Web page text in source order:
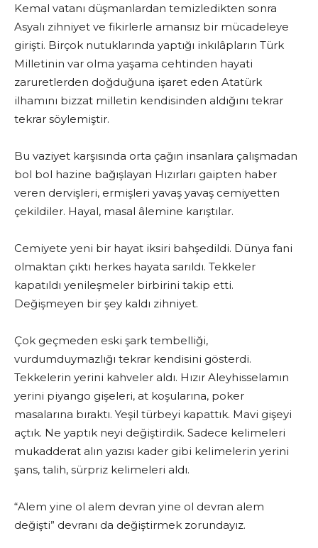
Kemal vatanı düşmanlardan temizledikten sonra
Asyalı zihniyet ve fikirlerle amansız bir mücadeleye
girişti. Birçok nutuklarında yaptığı inkılâpların Türk
Milletinin var olma yaşama cehtinden hayati
zaruretlerden doğduğuna işaret eden Atatürk
ilhamını bizzat milletin kendisinden aldığını tekrar
tekrar söylemiştir.
Bu vaziyet karşısında orta çağın insanlara çalışmadan
bol bol hazine bağışlayan Hızırları gaipten haber
veren dervişleri, ermişleri yavaş yavaş cemiyetten
çekildiler. Hayal, masal âlemine karıştılar.
Cemiyete yeni bir hayat iksiri bahşedildi. Dünya fani
olmaktan çıktı herkes hayata sarıldı. Tekkeler
kapatıldı yenileşmeler birbirini takip etti.
Değişmeyen bir şey kaldı zihniyet.
Çok geçmeden eski şark tembelliği,
vurdumduymazlığı tekrar kendisini gösterdi.
Tekkelerin yerini kahveler aldı. Hızır Aleyhisselamın
yerini piyango gişeleri, at koşularına, poker
masalarına bıraktı. Yeşil türbeyi kapattık. Mavi gişeyi
açtık. Ne yaptık neyi değiştirdik. Sadece kelimeleri
mukadderat alın yazısı kader gibi kelimelerin yerini
şans, talih, sürpriz kelimeleri aldı.
“Alem yine ol alem devran yine ol devran alem
değişti” devranı da değiştirmek zorundayız.